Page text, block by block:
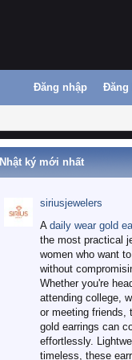
Đăng nhập Đăng
Nhật ký mới nhất
siriusjewelers
A daily wear gold
the most practical
women who want
without
Whether you're
attending college,
or meeting friends,
gold earrings can
effortlessly.
timeless, these